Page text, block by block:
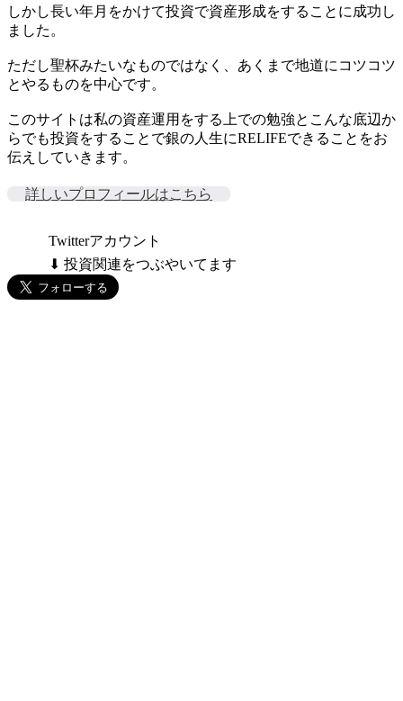
しかし長い年月をかけて投資で資産形成をすることに成功し
ました。
ただし聖杯みたいなものではなく、あくまで地道にコツコツ
とやるものを中心です。
このサイトは私の資産運用をする上での勉強とこんな底辺か
らでも投資をすることで銀の人生にRELIFEできることをお
伝えしていきます。
詳しいプロフィールはこちら
Twitterアカウント
⬇ 投資関連をつぶやいてます